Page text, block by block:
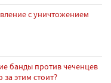
с уничтожением
банды против чеченцев
за этим стоит?